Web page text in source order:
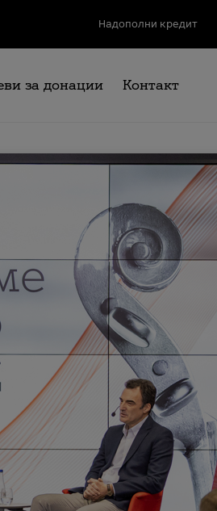
Надополни кредит
за донации Контакт